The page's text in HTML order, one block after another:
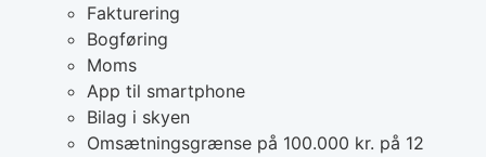
Fakturering
Bogføring
Moms
App til smartphone
Bilag i skyen
Omsætningsgrænse på 100.000 kr. på 12